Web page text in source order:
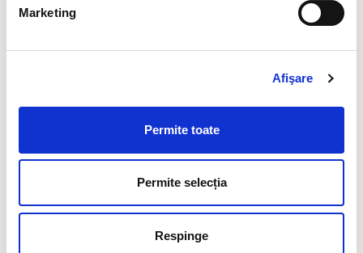
Marketing
Afişare
Permite toate
Permite selecția
Respinge
Stud. BÂRDEA Roxana Nicoleta
Prof. dr. DUMBRAVA Gabriela
Prof.univ.dr.eng. GOLDAN Tudor
Prof.univ.dr.eng. LAZAR Maria
E. Committee on Student Affairs